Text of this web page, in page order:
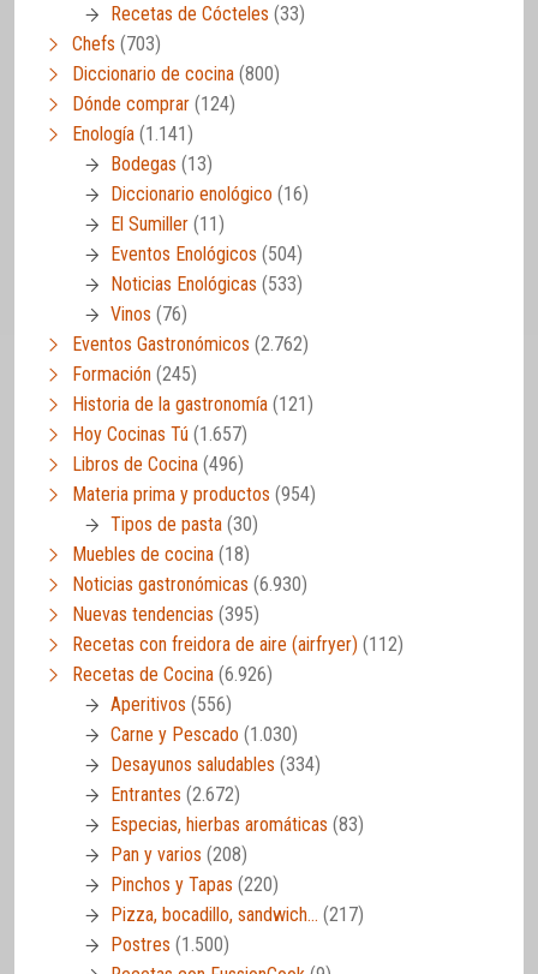
Recetas de Cócteles (33)
Chefs (703)
Diccionario de cocina (800)
Dónde comprar (124)
Enología (1.141)
Bodegas (13)
Diccionario enológico (16)
El Sumiller (11)
Eventos Enológicos (504)
Noticias Enológicas (533)
Vinos (76)
Eventos Gastronómicos (2.762)
Formación (245)
Historia de la gastronomía (121)
Hoy Cocinas Tú (1.657)
Libros de Cocina (496)
Materia prima y productos (954)
Tipos de pasta (30)
Muebles de cocina (18)
Noticias gastronómicas (6.930)
Nuevas tendencias (395)
Recetas con freidora de aire (airfryer) (112)
Recetas de Cocina (6.926)
Aperitivos (556)
Carne y Pescado (1.030)
Desayunos saludables (334)
Entrantes (2.672)
Especias, hierbas aromáticas (83)
Pan y varios (208)
Pinchos y Tapas (220)
Pizza, bocadillo, sandwich… (217)
Postres (1.500)